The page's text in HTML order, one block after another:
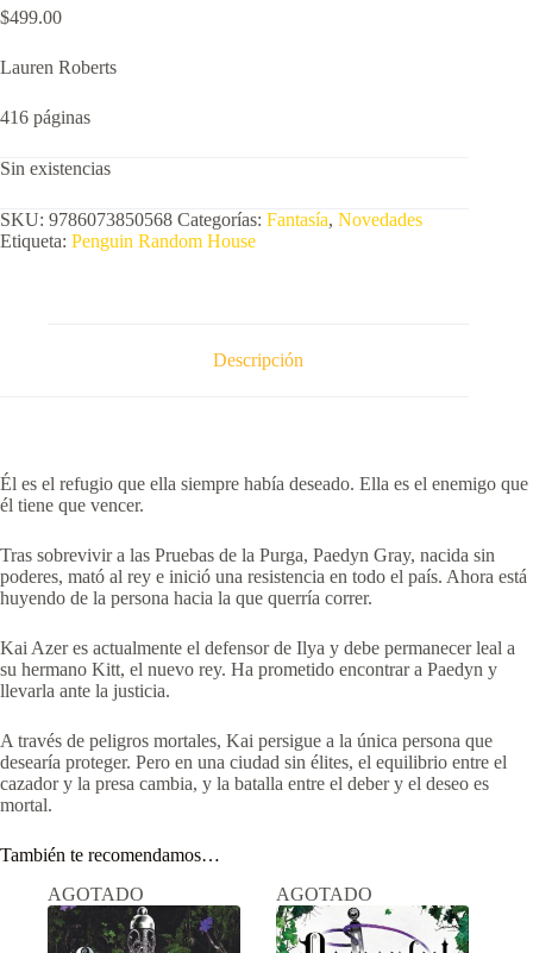
$499.00
Lauren Roberts
416 páginas
Sin existencias
SKU: 9786073850568 Categorías: Fantasía, Novedades
Etiqueta: Penguin Random House
Descripción
Él es el refugio que ella siempre había deseado. Ella es el enemigo que
él tiene que vencer.
Tras sobrevivir a las Pruebas de la Purga, Paedyn Gray, nacida sin
poderes, mató al rey e inició una resistencia en todo el país. Ahora está
huyendo de la persona hacia la que querría correr.
Kai Azer es actualmente el defensor de Ilya y debe permanecer leal a
su hermano Kitt, el nuevo rey. Ha prometido encontrar a Paedyn y
llevarla ante la justicia.
A través de peligros mortales, Kai persigue a la única persona que
desearía proteger. Pero en una ciudad sin élites, el equilibrio entre el
cazador y la presa cambia, y la batalla entre el deber y el deseo es
mortal.
También te recomendamos…
AGOTADO
AGOTADO